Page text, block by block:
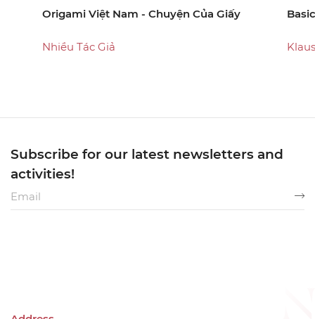
Origami Việt Nam - Chuyện Của Giấy
Nhiều Tác Giả
Subscribe for our latest newsletters and
activities!